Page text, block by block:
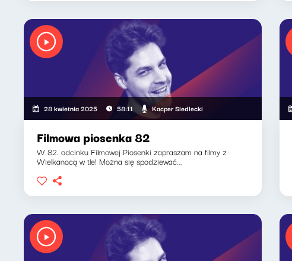
28 kwietnia 2025 58:11 Kacper Siedlecki
Filmowa piosenka 82
W 82. odcinku Filmowej Piosenki zapraszam na filmy z
Wielkanocą w tle! Można się spodziewać...